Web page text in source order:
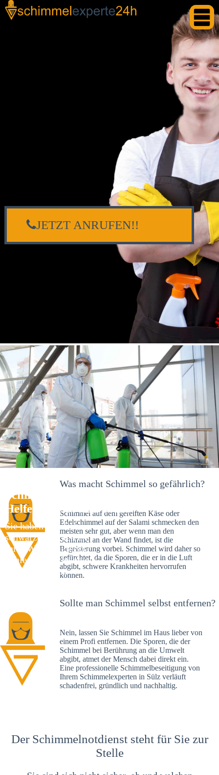
Schimmelexperte in Sülz – Ihr
Helfer an Ort und Stelle
Sie haben kürzlich
schwarze Flecken an
Ihrer Wand entdeckt?
Schlechte Nachrichten:
Sie haben einen
JETZT ANRUFEN!!
Was macht Schimmel so gefährlich?
Schimmel auf dem gereiften Käse oder
Edelschimmel auf der Salami schmecken den
meisten sehr gut, aber wenn man den
Schimmel an der Wand findet, ist die
Begeisterung vorbei. Schimmel wird daher so
gefürchtet, da die Sporen, die er in die Luft
abgibt, schwere Krankheiten hervorrufen
können.
Sollte man Schimmel selbst entfernen?
Nein, lassen Sie Schimmel im Haus lieber von
einem Profi entfernen. Die Sporen, die der
Schimmel bei Berührung an die Umwelt
abgibt, atmet der Mensch dabei direkt ein.
Eine professionelle Schimmelbeseitigung von
Ihrem Schimmelexperten in Sülz verläuft
schadenfrei, gründlich und nachhaltig.
Der Schimmelnotdienst steht für Sie zur
Stelle